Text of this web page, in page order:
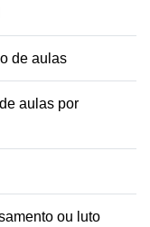
de aulas
aulas por
ou luto